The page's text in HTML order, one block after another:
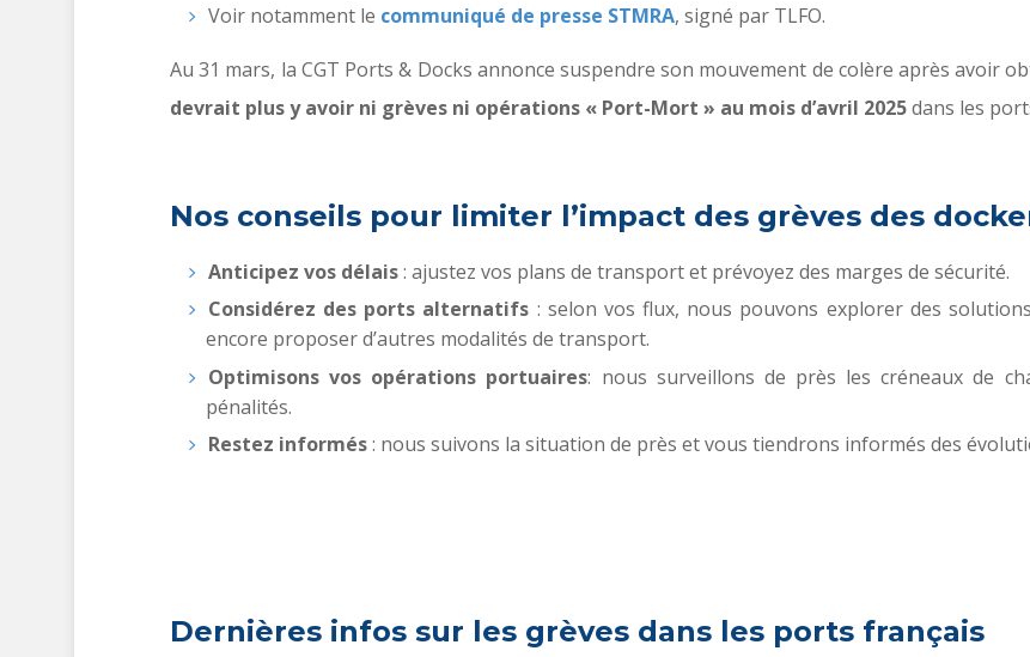
Voir notamment le communiqué de presse STMRA, signé par TLFO.
Au 31 mars, la CGT Ports & Docks annonce suspendre son mouvement de colère après avoir
devrait plus y avoir ni grèves ni opérations « Port-Mort » au mois d’avril 2025dans les
Nos conseils pour limiter l’impact des grèves des
Anticipez vos délais: ajustez vos plans de transport et prévoyez des marges de sécurité.
Considérez des ports alternatifs : selon vos flux, nous pouvons explorer des
encore proposer d’autres modalités de transport.
Optimisons vos opérations portuaires: nous surveillons de près les créneaux de
pénalités.
Restez informés: nous suivons la situation de près et vous tiendrons informés des
Dernières infos sur les grèves dans les ports français
Switch The Language
Français English